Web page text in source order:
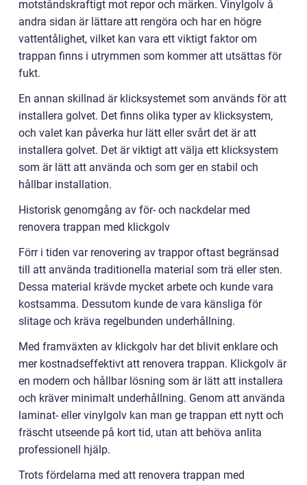
motståndskraftigt mot repor och märken. Vinylgolv å
andra sidan är lättare att rengöra och har en högre
vattentålighet, vilket kan vara ett viktigt faktor om
trappan finns i utrymmen som kommer att utsättas för
fukt.
En annan skillnad är klicksystemet som används för att
installera golvet. Det finns olika typer av klicksystem,
och valet kan påverka hur lätt eller svårt det är att
installera golvet. Det är viktigt att välja ett klicksystem
som är lätt att använda och som ger en stabil och
hållbar installation.
Historisk genomgång av för- och nackdelar med
renovera trappan med klickgolv
Förr i tiden var renovering av trappor oftast begränsad
till att använda traditionella material som trä eller sten.
Dessa material krävde mycket arbete och kunde vara
kostsamma. Dessutom kunde de vara känsliga för
slitage och kräva regelbunden underhållning.
Med framväxten av klickgolv har det blivit enklare och
mer kostnadseffektivt att renovera trappan. Klickgolv är
en modern och hållbar lösning som är lätt att installera
och kräver minimalt underhållning. Genom att använda
laminat- eller vinylgolv kan man ge trappan ett nytt och
fräscht utseende på kort tid, utan att behöva anlita
professionell hjälp.
Trots fördelarna med att renovera trappan med